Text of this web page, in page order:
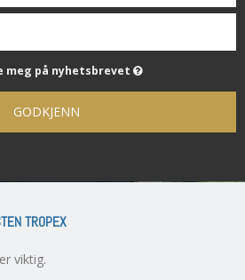
meg på nyhetsbrevet
GODKJENN
TROPEX
viktig.